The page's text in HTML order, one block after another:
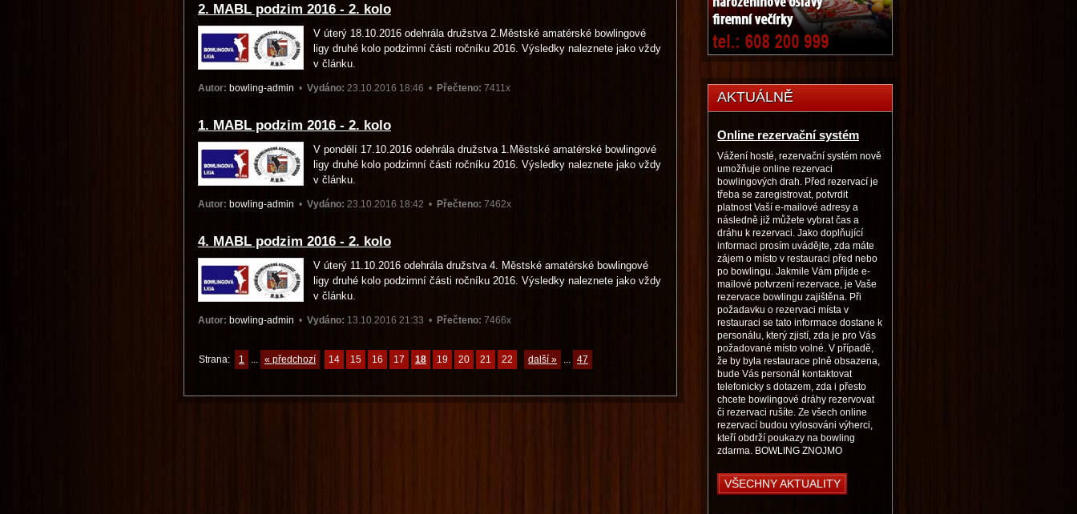
2. MABL podzim 2016 - 2. kolo
V úterý 18.10.2016 odehrála družstva 2.Městské amatérské bowlingové
ligy druhé kolo podzimní části ročníku 2016. Výsledky naleznete jako vždy
v článku.
Autor: bowling-admin • Vydáno: 23.10.2016 18:46 • Přečteno: 7411x
1. MABL podzim 2016 - 2. kolo
V pondělí 17.10.2016 odehrála družstva 1.Městské amatérské bowlingové
ligy druhé kolo podzimní části ročníku 2016. Výsledky naleznete jako vždy
v článku.
Autor: bowling-admin • Vydáno: 23.10.2016 18:42 • Přečteno: 7462x
4. MABL podzim 2016 - 2. kolo
V úterý 11.10.2016 odehrála družstva 4. Městské amatérské bowlingové
ligy druhé kolo podzimní části ročníku 2016. Výsledky naleznete jako vždy
v článku.
Autor: bowling-admin • Vydáno: 13.10.2016 21:33 • Přečteno: 7466x
Strana: 1 ... « předchozí 14 15 16 17 18 19 20 21 22 další » ... 47
AKTUÁLNĚ
Online rezervační systém
Vážení hosté, rezervační systém nově
umožňuje online rezervaci
bowlingových drah. Před rezervací je
třeba se zaregistrovat, potvrdit
platnost Vaší e-mailové adresy a
následně již můžete vybrat čas a
dráhu k rezervaci. Jako doplňující
informaci prosím uvádějte, zda máte
zájem o místo v restauraci před nebo
po bowlingu. Jakmile Vám přijde e-
mailové potvrzení rezervace, je Vaše
rezervace bowlingu zajištěna. Při
požadavku o rezervaci místa v
restauraci se tato informace dostane k
personálu, který zjistí, zda je pro Vás
požadované místo volné. V případě,
že by byla restaurace plně obsazena,
bude Vás personál kontaktovat
telefonicky s dotazem, zda i přesto
chcete bowlingové dráhy rezervovat
či rezervaci rušíte. Ze všech online
rezervací budou vylosováni výherci,
kteří obdrží poukazy na bowling
zdarma. BOWLING ZNOJMO
VŠECHNY AKTUALITY